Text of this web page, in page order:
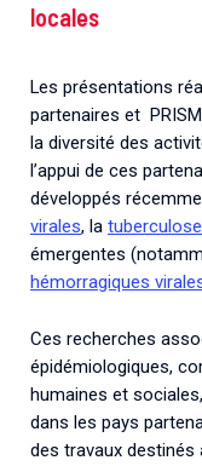
locales
Les présentations
partenaires et
la diversité des
l’appui de ces
développés
virales, la tuberculose
émergentes
hémorragiques
Ces recherches
épidémiologiques,
humaines et
dans les pays
des travaux destinés